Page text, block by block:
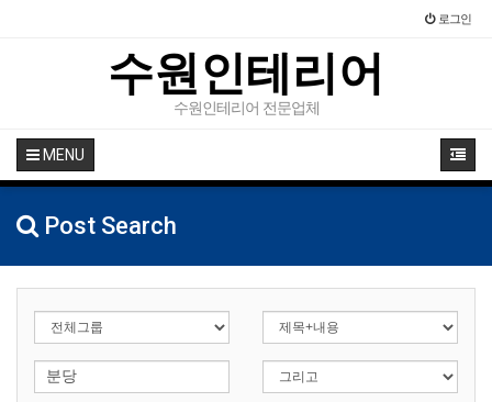
로그인
수원인테리어
수원인테리어 전문업체
MENU
Post Search